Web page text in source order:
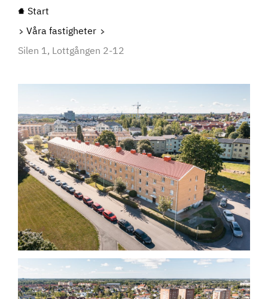
LEDIGA LÄGENHETER
KONTAKT
Start
Våra fastigheter
Silen 1, Lottgången 2-12